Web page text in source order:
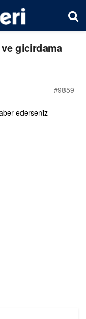
gicirdama
#9859
ederseniz